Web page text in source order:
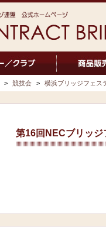
> 競技会 > 横浜ブリッジフェス
第16回NECブリッジ